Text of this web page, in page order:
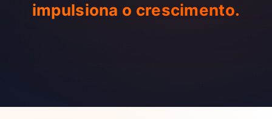
impulsiona o crescimento.